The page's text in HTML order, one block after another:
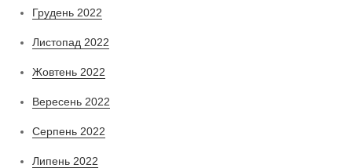
Грудень 2022
Листопад 2022
Жовтень 2022
Вересень 2022
Серпень 2022
Липень 2022